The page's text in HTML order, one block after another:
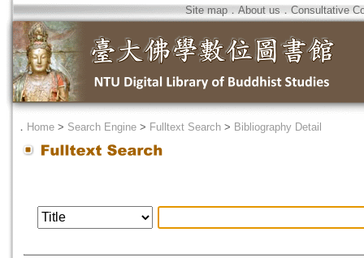
Site map．About us ． Consultative
． Home > Search Engine > Fulltext Search > Bibliography Detail